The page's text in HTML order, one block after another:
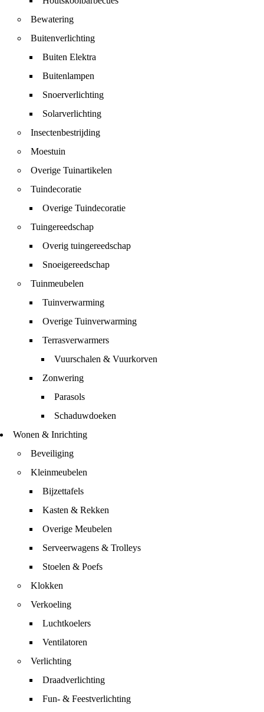
Bewatering
Buitenverlichting
Buiten Elektra
Buitenlampen
Snoerverlichting
Solarverlichting
Insectenbestrijding
Moestuin
Overige Tuinartikelen
Tuindecoratie
Overige Tuindecoratie
Tuingereedschap
Overig tuingereedschap
Snoeigereedschap
Tuinmeubelen
Tuinverwarming
Overige Tuinverwarming
Terrasverwarmers
Vuurschalen & Vuurkorven
Zonwering
Parasols
Schaduwdoeken
Wonen & Inrichting
Beveiliging
Kleinmeubelen
Bijzettafels
Kasten & Rekken
Overige Meubelen
Serveerwagens & Trolleys
Stoelen & Poefs
Klokken
Verkoeling
Luchtkoelers
Ventilatoren
Verlichting
Draadverlichting
Fun- & Feestverlichting